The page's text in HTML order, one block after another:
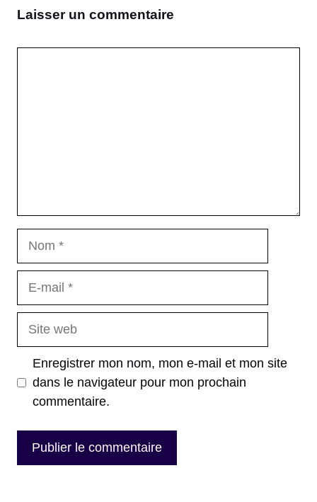
Laisser un commentaire
Site
Enregistrer mon nom, mon e-mail et mon site
dans le navigateur pour mon prochain
commentaire.